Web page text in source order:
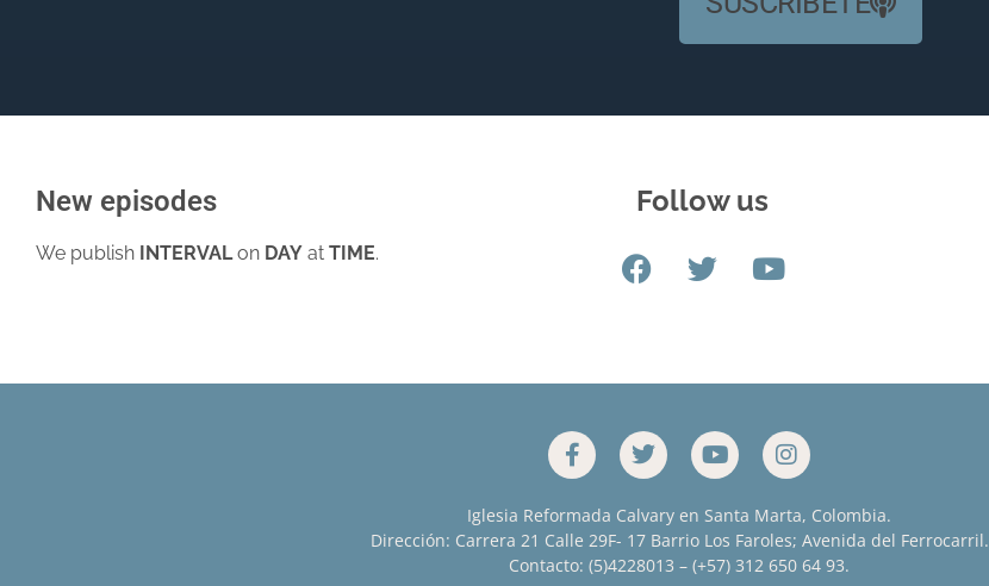
New episodes
We publish INTERVALon DAY at TIME.
Follow us
Iglesia Reformada Calvary en Santa Marta, Colombia.
Dirección: Carrera 21 Calle 29F- 17 Barrio Los Faroles; Avenida del Ferrocarril.
Contacto: (5)4228013 – (+57) 312 650 64 93.